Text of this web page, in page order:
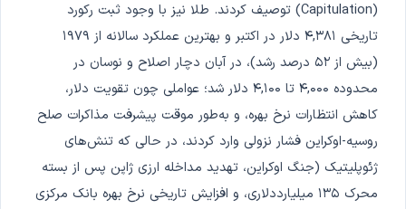
(Capitulation) توصیف کردند. طلا نیز با وجود ثبت رکورد
تاریخی ۴,۳۸۱ دلار در اکتبر و بهترین عملکرد سالانه از ۱۹۷۹
(بیش از ۵۲ درصد رشد)، در آبان دچار اصلاح و نوسان در
محدوده ۴,۰۰۰ تا ۴,۱۰۰ دلار شد؛ عواملی چون تقویت دلار،
کاهش انتظارات نرخ بهره، و به‌طور موقت پیشرفت مذاکرات صلح
روسیه-اوکراین فشار نزولی وارد کردند، در حالی که تنش‌های
ژئوپلیتیک (جنگ اوکراین، تهدید مداخله ارزی ژاپن پس از بسته
محرک ۱۳۵ میلیارددلاری، و افزایش تاریخی نرخ بهره بانک مرکزی